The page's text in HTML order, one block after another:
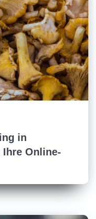
in
Ihre Online-